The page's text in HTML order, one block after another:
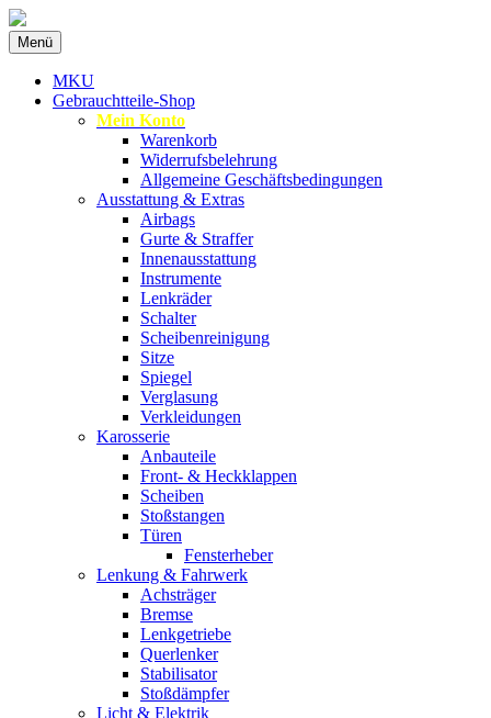
MKU Autoteile
Ersatzteile
Menü Zum
Inhalt
springen
MKU
Gebrauchtteile-Shop
Mein Konto
Warenkorb
Widerrufsbelehrung
Allgemeine Geschäftsbedingungen
Ausstattung & Extras
Airbags
Gurte & Straffer
Innenausstattung
Instrumente
Lenkräder
Schalter
Scheibenreinigung
Sitze
Spiegel
Verglasung
Verkleidungen
Karosserie
Anbauteile
Front- & Heckklappen
Scheiben
Stoßstangen
Türen
Fensterheber
Lenkung & Fahrwerk
Achsträger
Bremse
Lenkgetriebe
Querlenker
Stabilisator
Stoßdämpfer
Licht & Elektrik